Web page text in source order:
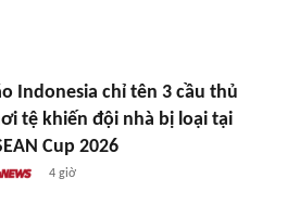
Indonesia chỉ tên 3 cầu thủ
tệ khiến đội nhà bị loại tại
Cup 2026
4 giờ